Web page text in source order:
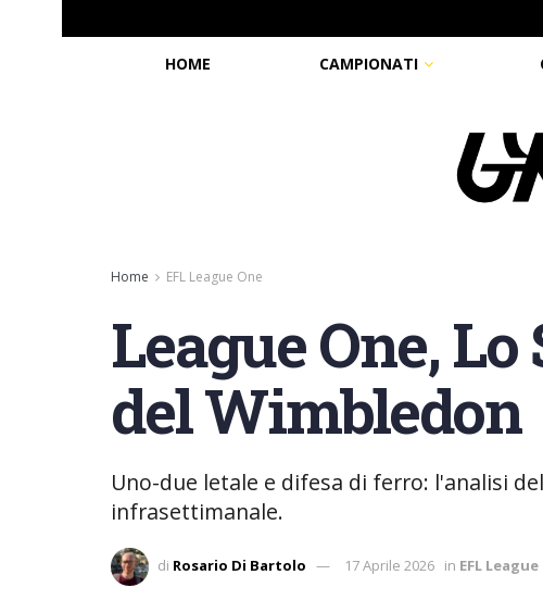
HOME CAMPIONATI
Home EFL League One
League One,
del Wimbledon
Uno-due letale e difesa di ferro: l'analisi
infrasettimanale.
di Rosario Di Bartolo 17 Aprile 2026 in EFL